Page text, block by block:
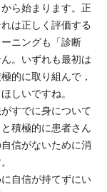
ら始まります。正
は正しく評価する
ニングも「診断
。いずれも最初は
的に取り組んで，
しいですね。
すでに身について
積極的に患者さん
信がないために消
自信が持てずにい